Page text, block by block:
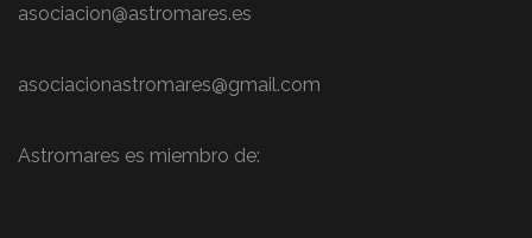
asociacion@astromares.es
asociacionastromares@gmail.com
Astromares es miembro de: